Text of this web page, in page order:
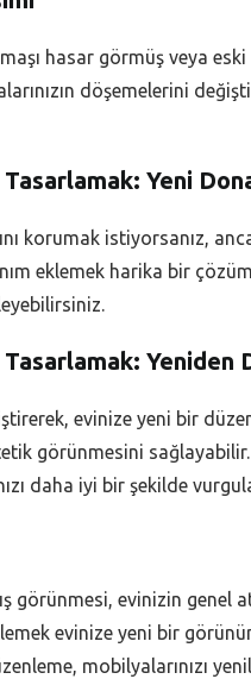
hasar görmüş veya
döşemelerini
Yeni
korumak istiyorsanız,
eklemek harika bir
Tasarlamak: Yeniden
evinize yeni bir
görünmesini
daha iyi bir şekilde
görünmesi, evinizin genel
evinize yeni bir
mobilyalarınızı